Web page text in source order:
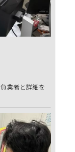
業者と詳細を